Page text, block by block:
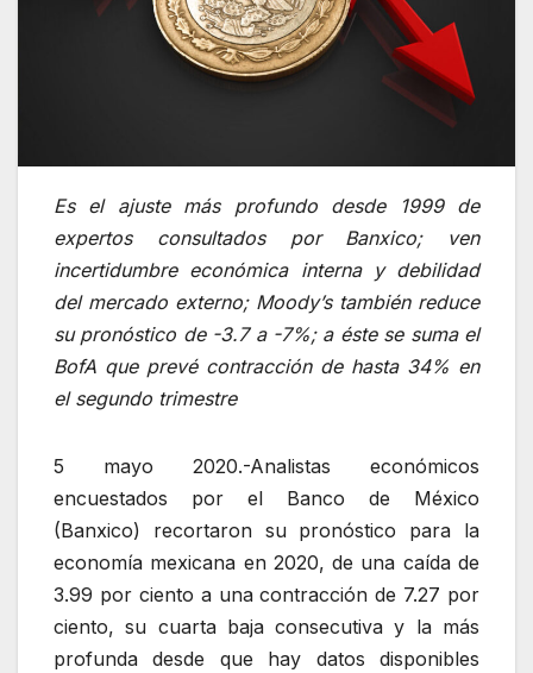
Es el ajuste más profundo desde 1999 de
expertos consultados por Banxico; ven
incertidumbre económica interna y debilidad
del mercado externo; Moody’s también reduce
su pronóstico de -3.7 a -7%; a éste se suma el
BofA que prevé contracción de hasta 34% en
el segundo trimestre
5 mayo 2020.-Analistas económicos
encuestados por el Banco de México
(Banxico) recortaron su pronóstico para la
economía mexicana en 2020, de una caída de
3.99 por ciento a una contracción de 7.27 por
ciento, su cuarta baja consecutiva y la más
profunda desde que hay datos disponibles